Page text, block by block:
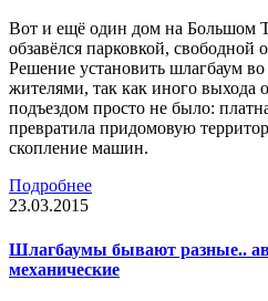
Вот и ещё один дом на Большом
обзавёлся парковкой, свободной
Решение установить шлагбаум
жителями, так как иного выхода
подъездом просто не было:
превратила придомовую
скопление машин.
Подробнее
23.03.2015
Шлагбаумы бывают разные..
механические